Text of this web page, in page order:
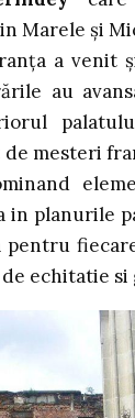
Marele şi
a venit
au
de mesteri
in planurile
pentru
echitatie si